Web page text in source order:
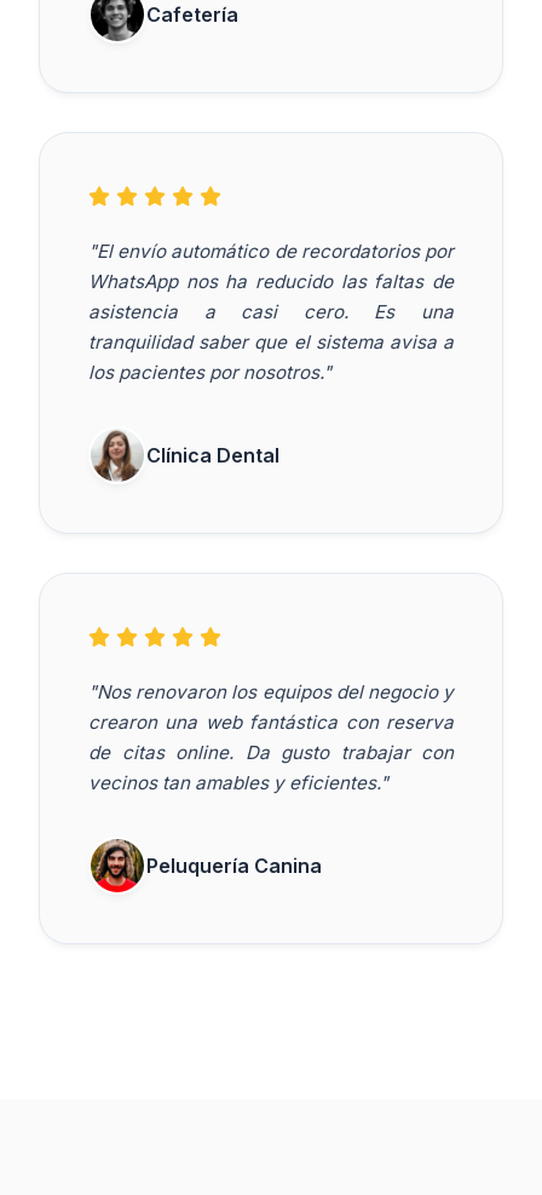
Cafetería
"El envío automático de recordatorios por
WhatsApp nos ha reducido las faltas de
asistencia a casi cero. Es una
tranquilidad saber que el sistema avisa a
los pacientes por nosotros."
Clínica Dental
"Nos renovaron los equipos del negocio y
crearon una web fantástica con reserva
de citas online. Da gusto trabajar con
vecinos tan amables y eficientes."
Peluquería Canina